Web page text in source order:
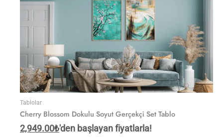
Tablolar
Cherry Blossom Dokulu Soyut Gerçekçi Set Tablo
2,949.00₺'den başlayan fiyatlarla!